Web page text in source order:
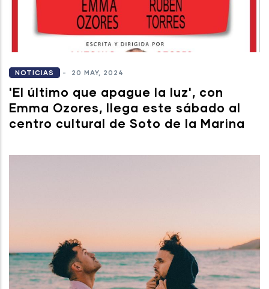
NOTICIAS - 20 MAY, 2024
'El último que apague la luz', con
Emma Ozores, llega este sábado al
centro cultural de Soto de la Marina